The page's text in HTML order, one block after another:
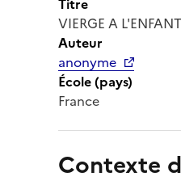
VIERGE A L'ENFANT
Auteur
anonyme
École (pays)
France
Contexte